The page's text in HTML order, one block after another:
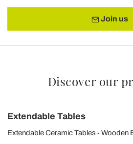
Join us
Discover our
Extendable Tables
Extendable Ceramic Tables
Wooden